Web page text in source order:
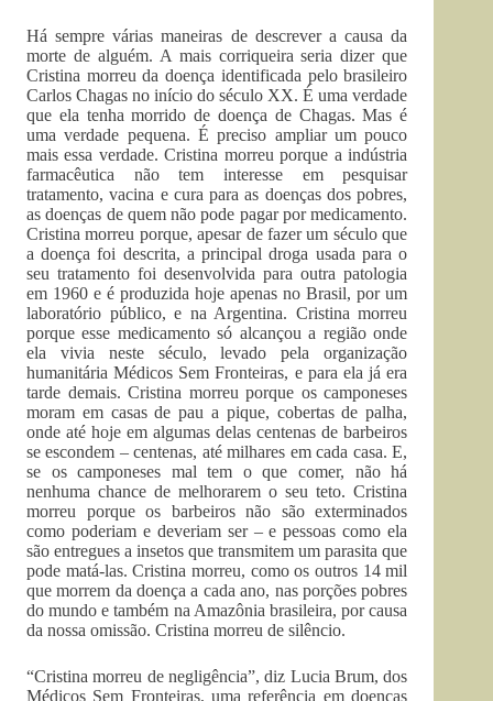
Há sempre várias maneiras de descrever a causa da
morte de alguém. A mais corriqueira seria dizer que
Cristina morreu da doença identificada pelo brasileiro
Carlos Chagas no início do século XX. É uma verdade
que ela tenha morrido de doença de Chagas. Mas é
uma verdade pequena. É preciso ampliar um pouco
mais essa verdade. Cristina morreu porque a indústria
farmacêutica não tem interesse em pesquisar
tratamento, vacina e cura para as doenças dos pobres,
as doenças de quem não pode pagar por medicamento.
Cristina morreu porque, apesar de fazer um século que
a doença foi descrita, a principal droga usada para o
seu tratamento foi desenvolvida para outra patologia
em 1960 e é produzida hoje apenas no Brasil, por um
laboratório público, e na Argentina. Cristina morreu
porque esse medicamento só alcançou a região onde
ela vivia neste século, levado pela organização
humanitária Médicos Sem Fronteiras, e para ela já era
tarde demais. Cristina morreu porque os camponeses
moram em casas de pau a pique, cobertas de palha,
onde até hoje em algumas delas centenas de barbeiros
se escondem – centenas, até milhares em cada casa. E,
se os camponeses mal tem o que comer, não há
nenhuma chance de melhorarem o seu teto. Cristina
morreu porque os barbeiros não são exterminados
como poderiam e deveriam ser – e pessoas como ela
são entregues a insetos que transmitem um parasita que
pode matá-las. Cristina morreu, como os outros 14 mil
que morrem da doença a cada ano, nas porções pobres
do mundo e também na Amazônia brasileira, por causa
da nossa omissão. Cristina morreu de silêncio.
“Cristina morreu de negligência”, diz Lucia Brum, dos
Médicos Sem Fronteiras, uma referência em doenças